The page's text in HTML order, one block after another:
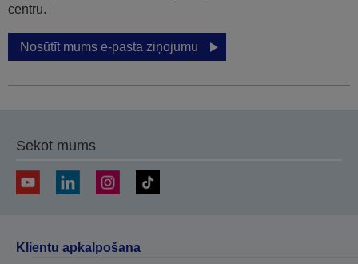
centru.
Nosūtīt mums e-pasta ziņojumu
Sekot mums
Klientu apkalpošana